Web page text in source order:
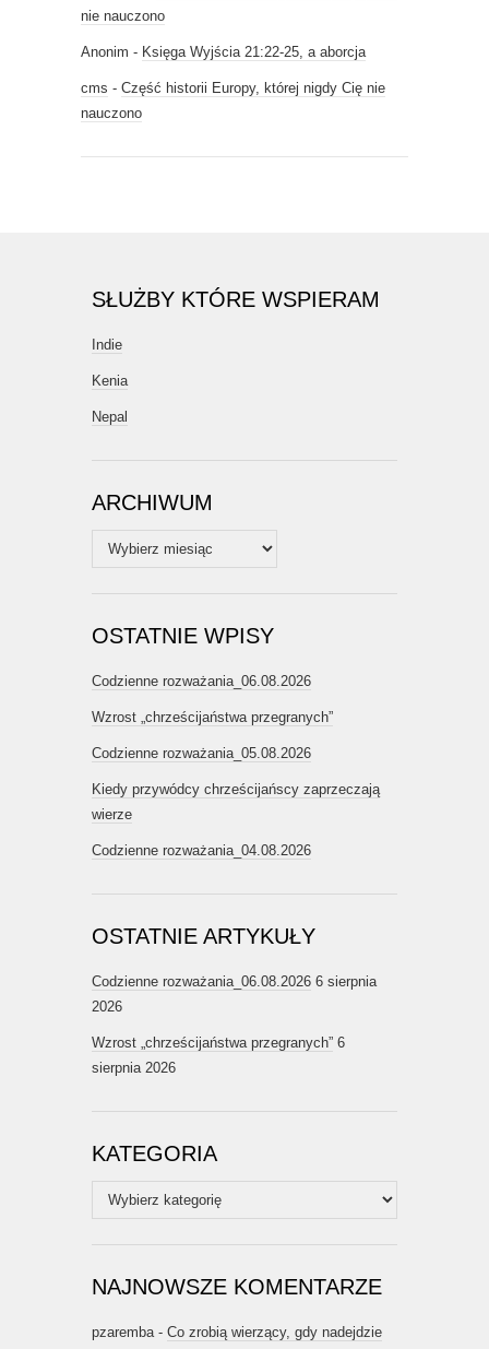
nie nauczono
Anonim - Księga Wyjścia 21:22-25, a aborcja
cms - Część historii Europy, której nigdy Cię nie
nauczono
SŁUŻBY KTÓRE WSPIERAM
Indie
Kenia
Nepal
ARCHIWUM
Archiwum
OSTATNIE WPISY
Codzienne rozważania_06.08.2026
Wzrost „chrześcijaństwa przegranych”
Codzienne rozważania_05.08.2026
Kiedy przywódcy chrześcijańscy zaprzeczają
wierze
Codzienne rozważania_04.08.2026
OSTATNIE ARTYKUŁY
Codzienne rozważania_06.08.2026 6 sierpnia
2026
Wzrost „chrześcijaństwa przegranych” 6
sierpnia 2026
KATEGORIA
Kategoria
NAJNOWSZE KOMENTARZE
pzaremba- Co zrobią wierzący, gdy nadejdzie